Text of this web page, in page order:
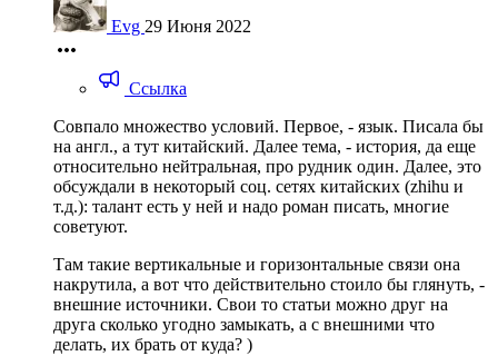
Evg 29 Июня 2022
Ссылка
Совпало множество условий. Первое, - язык. Писала бы
на англ., а тут китайский. Далее тема, - история, да еще
относительно нейтральная, про рудник один. Далее, это
обсуждали в некоторый соц. сетях китайских (zhihu и
т.д.): талант есть у ней и надо роман писать, многие
советуют.
Там такие вертикальные и горизонтальные связи она
накрутила, а вот что действительно стоило бы глянуть, -
внешние источники. Свои то статьи можно друг на
друга сколько угодно замыкать, а с внешними что
делать, их брать от куда? )